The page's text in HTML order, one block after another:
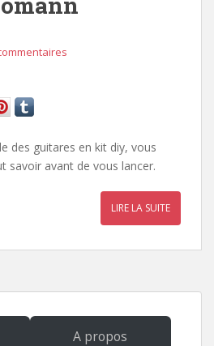
des guitares en kit diy, vous
savoir avant de vous lancer.
LIRE LA SUITE
A propos